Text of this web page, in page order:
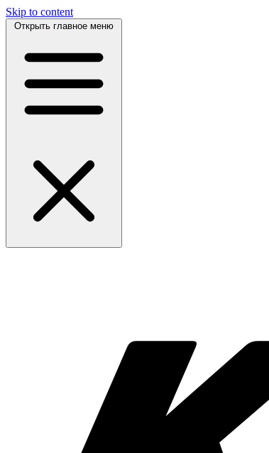
Skip to content
Открыть главное меню